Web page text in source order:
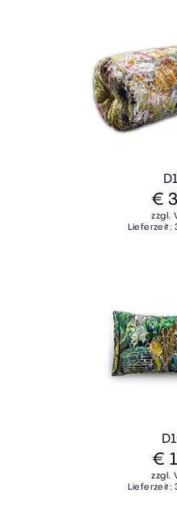
€
zzgl.
Lieferzeit:
€
zzgl.
Lieferzeit: